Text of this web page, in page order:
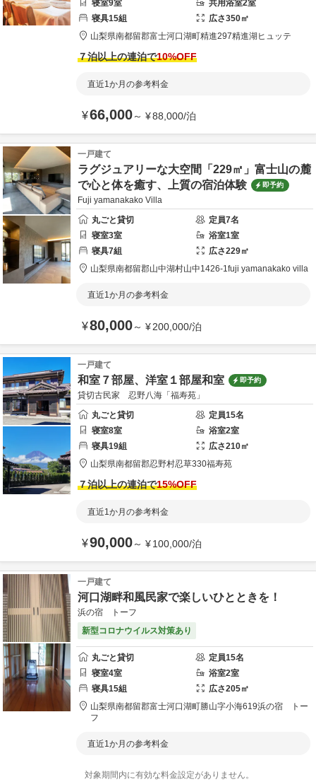
寝室9室 共用浴室2室
寝具15組 広さ350㎡
山梨県南都留郡富士河口湖町精進297精進湖ヒュッテ
７泊以上の連泊で10%OFF
直近1か月の参考料金
¥66,000～ ¥88,000/泊
一戸建て
ラグジュアリーな大空間「229㎡」富士山の麓
で心と体を癒す、上質の宿泊体験
即予約
Fuji yamanakako Villa
丸ごと貸切
定員7名
寝室3室 浴室1室
寝具7組 広さ229㎡
山梨県南都留郡山中湖村山中1426-1fuji yamanakako villa
直近1か月の参考料金
¥80,000～ ¥200,000/泊
一戸建て
和室７部屋、洋室１部屋和室 即予約
貸切古民家 忍野八海「福寿苑」
丸ごと貸切
定員15名
寝室8室 浴室2室
寝具19組 広さ210㎡
山梨県南都留郡忍野村忍草330福寿苑
７泊以上の連泊で15%OFF
直近1か月の参考料金
¥90,000～ ¥100,000/泊
一戸建て
河口湖畔和風民家で楽しいひとときを！
浜の宿 トーフ
新型コロナウイルス対策あり
丸ごと貸切 定員15名
寝室4室 浴室2室
寝具15組 広さ205㎡
山梨県南都留郡富士河口湖町勝山字小海619浜の宿 トー
フ
直近1か月の参考料金
対象期間内に有効な料金設定がありません。